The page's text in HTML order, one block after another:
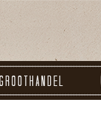
Groothandel